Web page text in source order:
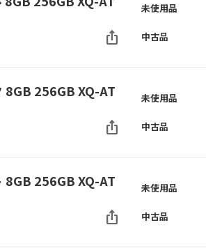
ios_share
未使用品
中古品
256GB XQ-AT
ios_share
未使用品
中古品
256GB XQ-AT
ios_share
未使用品
中古品